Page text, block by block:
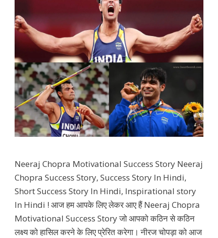
Neeraj Chopra Motivational Success Story Neeraj
Chopra Success Story, Success Story In Hindi,
Short Success Story In Hindi, Inspirational story
In Hindi ! आज हम आपके लिए लेकर आए हैं Neeraj Chopra
Motivational Success Story जो आपको कठिन से कठिन
लक्ष्य को हासिल करने के लिए प्रेरित करेगा। नीरज चोपड़ा को आज